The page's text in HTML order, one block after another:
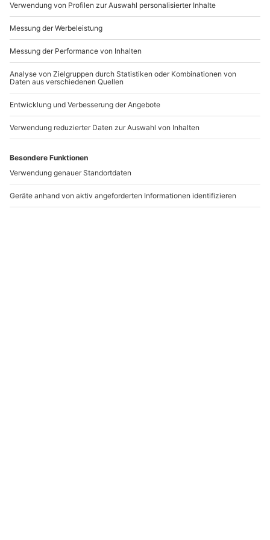
3-6 Personen
Andere Produkte entdecken
DEAL
Drohnen Workshop
Schaffhausen
Schaffhausen
DEAL
Bodensee
Radolfzell am Bodensee